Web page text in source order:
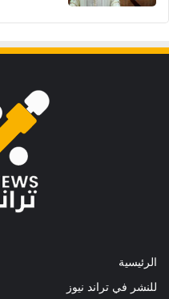
الرئيسية
للنشر في تراند نيوز